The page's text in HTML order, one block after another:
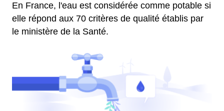
En France, l'eau est considérée comme potable si
elle répond aux 70 critères de qualité établis par
le ministère de la Santé.